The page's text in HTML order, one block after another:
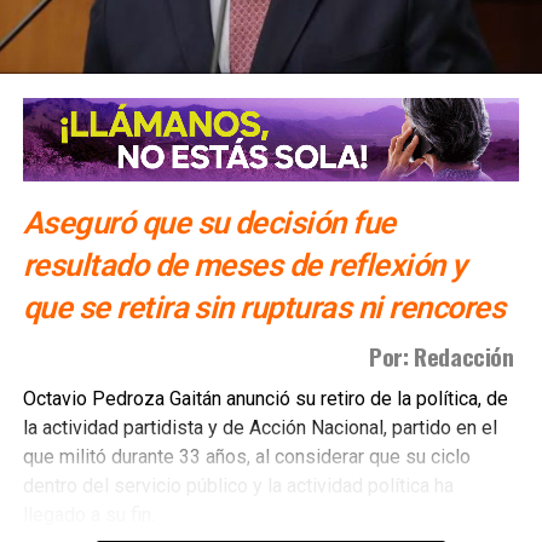
Aseguró que su decisión fue
resultado de meses de reflexión y
que se retira sin rupturas ni rencores
Por: Redacción
Octavio Pedroza Gaitán anunció su retiro de la política, de
la actividad partidista y de Acción Nacional, partido en el
que militó durante 33 años, al considerar que su ciclo
dentro del servicio público y la actividad política ha